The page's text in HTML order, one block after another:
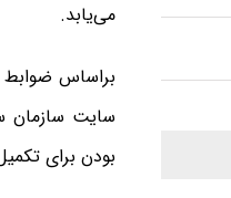
می‌یابد.
سایت سازمان
بودن برای